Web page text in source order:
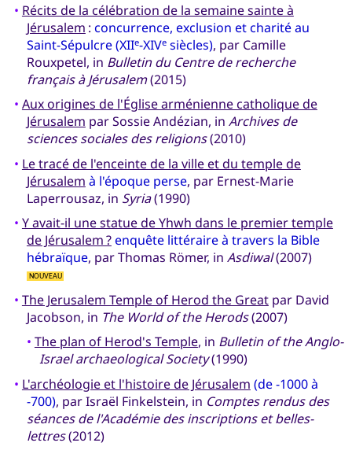
• Récits de la célébration de la semaine sainte à
Jérusalem : concurrence, exclusion et charité au
Saint-Sépulcre (XIIe-XIVesiècles), par Camille
Rouxpetel, in Bulletin du Centre de recherche
français à Jérusalem(2015)
• Aux origines de l'Église arménienne catholique de
Jérusalem par Sossie Andézian, in Archives de
sciences sociales des religions(2010)
• Le tracé de l'enceinte de la ville et du temple de
Jérusalem à l'époque perse, par Ernest-Marie
Laperrousaz, in Syria(1990)
• Y avait-il une statue de Yhwh dans le premier temple
de Jérusalem ?enquête littéraire à travers la Bible
hébraïque, par Thomas Römer, in Asdiwal(2007)
NOUVEAU
• The Jerusalem Temple of Herod the Greatpar David
Jacobson, in The World of the Herods(2007)
• The plan of Herod's Temple, in Bulletin of the Anglo-
Israel archaeological Society(1990)
• L'archéologie et l'histoire de Jérusalem (de -1000 à
-700), par Israël Finkelstein, in Comptes rendus des
séances de l'Académie des inscriptions et belles-
lettres(2012)